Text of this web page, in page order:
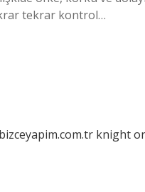
tekrar kontrol…
knight